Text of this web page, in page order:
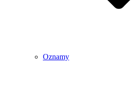
Oznamy